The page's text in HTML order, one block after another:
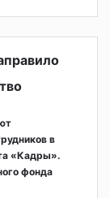
в
«Кадры».
фонда